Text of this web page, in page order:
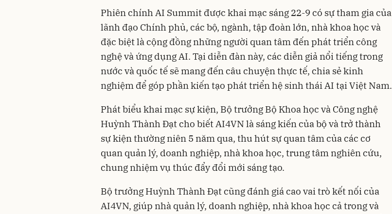
Phiên chính AI Summit được khai mạc sáng 22-9 có sự tham gia của
lãnh đạo Chính phủ, các bộ, ngành, tập đoàn lớn, nhà khoa học và
đặc biệt là cộng đồng những người quan tâm đến phát triển công
nghệ và ứng dụng AI. Tại diễn đàn này, các diễn giả nổi tiếng trong
nước và quốc tế sẽ mang đến câu chuyện thực tế, chia sẻ kinh
nghiệm để góp phần kiến tạo phát triển hệ sinh thái AI tại Việt Nam.
Phát biểu khai mạc sự kiện, Bộ trưởng Bộ Khoa học và Công nghệ
Huỳnh Thành Đạt cho biết AI4VN là sáng kiến của bộ và trở thành
sự kiện thường niên 5 năm qua, thu hút sự quan tâm của các cơ
quan quản lý, doanh nghiệp, nhà khoa học, trung tâm nghiên cứu,
chung nhiệm vụ thúc đẩy đổi mới sáng tạo.
Bộ trưởng Huỳnh Thành Đạt cũng đánh giá cao vai trò kết nối của
AI4VN, giúp nhà quản lý, doanh nghiệp, nhà khoa học cả trong và